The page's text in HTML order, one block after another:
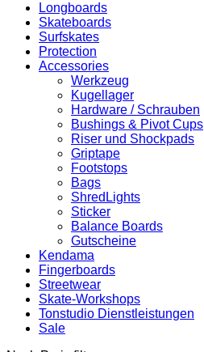
Longboards
Skateboards
Surfskates
Protection
Accessories
Werkzeug
Kugellager
Hardware / Schrauben
Bushings & Pivot Cups
Riser und Shockpads
Griptape
Footstops
Bags
ShredLights
Sticker
Balance Boards
Gutscheine
Kendama
Fingerboards
Streetwear
Skate-Workshops
Tonstudio Dienstleistungen
Sale